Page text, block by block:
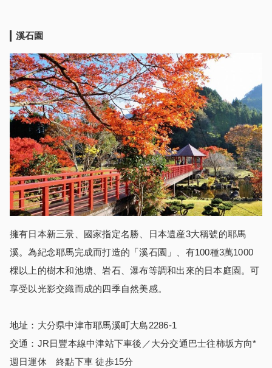
溪石園
擁有日本新三景、國家指定名勝、日本遺産3大稱號的耶馬
溪。為紀念耶馬完成而打造的「溪石園」、有100種3萬1000
棵以上的樹木和池塘、岩石、瀑布等調和出來的日本庭園。可
享受以光影交織而成的四季自然美感。
地址：大分県中津市耶馬溪町大島2286-1
交通：JR日豐本線中津站下車後／大分交通巴士往柿坂方向*
週日運休 終點下車 徒歩15分